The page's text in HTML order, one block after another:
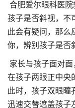
合肥爱尔眼科医
孩子是否斜视，不
此会有疑问，那么
你，辨别孩子是否
家长与孩子面对
在孩子两眼正中央
此时，孩子双眼瞳
迅速交替遮盖孩子